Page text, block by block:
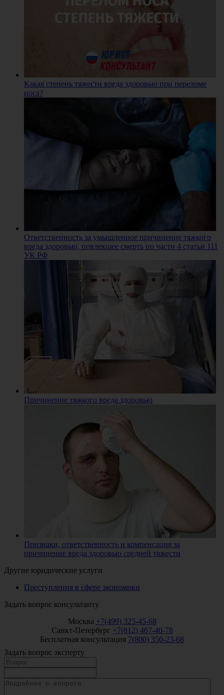
Какая степень тяжести вреда здоровью при переломе
носа?
Ответственность за умышленное причинение тяжкого
вреда здоровью, повлекшее смерть по части 4 статьи 111
УК РФ
Причинение тяжкого вреда здоровью
Признаки, ответственность и компенсация за
причинение вреда здоровью средней тяжести
Другие юридические услуги
Преступления в сфере экономики
Задать вопрос консультанту
Москва +7(499) 325-45-68
Санкт-Петербург +7(812) 467-40-78
Бесплатная консультация 7(800) 350-23-68
Задать вопрос эксперту